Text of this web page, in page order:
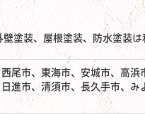
塗装、屋根塗装、防水塗装
尾市、東海市、安城市、高
進市、清須市、長久手市、